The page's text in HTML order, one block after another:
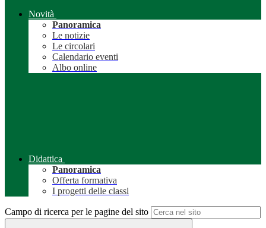
Novità
Panoramica
Le notizie
Le circolari
Calendario eventi
Albo online
Didattica
Panoramica
Offerta formativa
I progetti delle classi
Campo di ricerca per le pagine del sito